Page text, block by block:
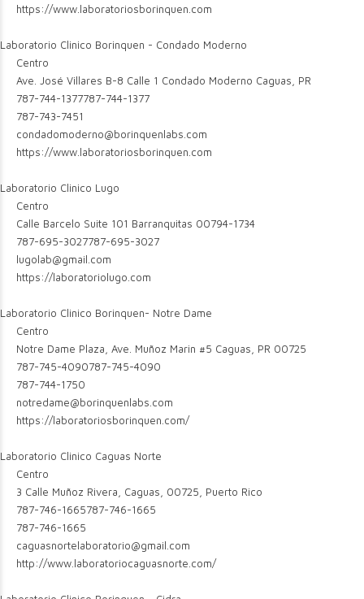
https://www.laboratoriosborinquen.com
Laboratorio Clinico Borinquen - Condado Moderno
Centro
Ave. José Villares B-8 Calle 1 Condado Moderno Caguas, PR
787-744-1377787-744-1377
787-743-7451
condadomoderno@borinquenlabs.com
https://www.laboratoriosborinquen.com
Laboratorio Clinico Lugo
Centro
Calle Barcelo Suite 101 Barranquitas 00794-1734
787-695-3027787-695-3027
lugolab@gmail.com
https://laboratoriolugo.com
Laboratorio Clinico Borinquen- Notre Dame
Centro
Notre Dame Plaza, Ave. Muñoz Marin #5 Caguas, PR 00725
787-745-4090787-745-4090
787-744-1750
notredame@borinquenlabs.com
https://laboratoriosborinquen.com/
Laboratorio Clinico Caguas Norte
Centro
3 Calle Muñoz Rivera, Caguas, 00725, Puerto Rico
787-746-1665787-746-1665
787-746-1665
caguasnortelaboratorio@gmail.com
http://www.laboratoriocaguasnorte.com/